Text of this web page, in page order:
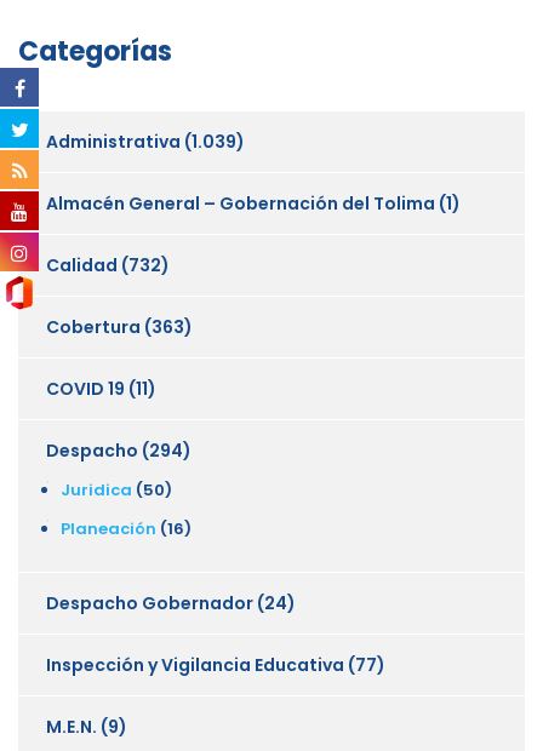
Categorías
Administrativa (1.039)
Almacén General – Gobernación del Tolima (1)
Calidad (732)
Cobertura (363)
COVID 19 (11)
Despacho (294)
Juridica (50)
Planeación (16)
Despacho Gobernador (24)
Inspección y Vigilancia Educativa (77)
M.E.N. (9)